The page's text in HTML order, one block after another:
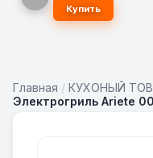
Купить
Главная / КУХОНЫЙ
Электрогриль Ariete